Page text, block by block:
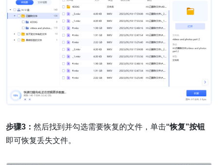
步骤3： 然后找到并勾选需要恢复的文件，单击“恢复”按钮
即可恢复丢失文件。